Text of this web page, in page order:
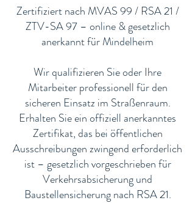
​Zertifiziert nach MVAS 99 / RSA 21 /
ZTV-SA 97 – online & gesetzlich
anerkannt für Mindelheim
Wir qualifizieren Sie oder Ihre
Mitarbeiter professionell für den
sicheren Einsatz im Straßenraum.
Erhalten Sie ein offiziell anerkanntes
Zertifikat, das bei öffentlichen
Ausschreibungen zwingend erforderlich
ist – gesetzlich vorgeschrieben für
Verkehrsabsicherung und
Baustellensicherung nach RSA 21.